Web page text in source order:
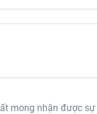
mong nhận được